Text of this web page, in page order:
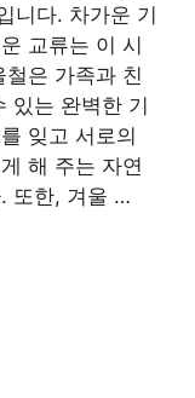
니다. 차가운 기
교류는 이 시
은 가족과 친
있는 완벽한 기
잊고 서로의
해 주는 자연
또한, 겨울 …